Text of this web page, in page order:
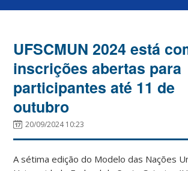
UFSCMUN 2024 está
inscrições abertas para
participantes até 11 de
outubro
20/09/2024 10:23
A sétima edição do Modelo das Nações